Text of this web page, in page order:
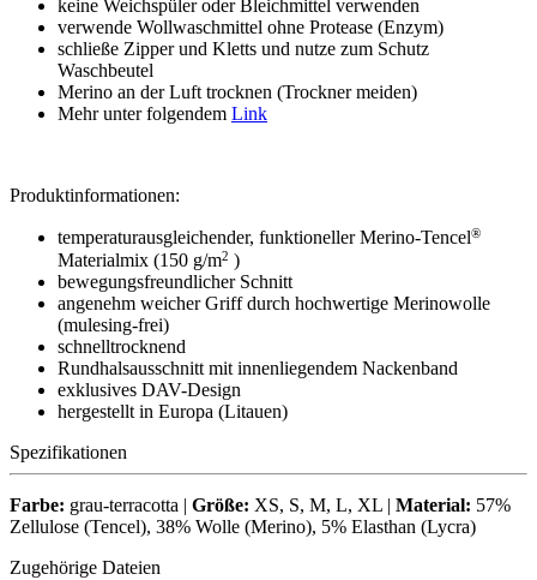
keine Weichspüler oder Bleichmittel verwenden
verwende Wollwaschmittel ohne Protease (Enzym)
schließe Zipper und Kletts und nutze zum Schutz
Waschbeutel
Merino an der Luft trocknen (Trockner meiden)
Mehr unter folgendem Link
Produktinformationen:
temperaturausgleichender, funktioneller Merino-Tencel®
Materialmix (150 g/m2 )
bewegungsfreundlicher Schnitt
angenehm weicher Griff durch hochwertige Merinowolle
(mulesing-frei)
schnelltrocknend
Rundhalsausschnitt mit innenliegendem Nackenband
exklusives DAV-Design
hergestellt in Europa (Litauen)
Spezifikationen
Farbe: grau-terracotta | Größe: XS, S, M, L, XL | Material: 57%
Zellulose (Tencel), 38% Wolle (Merino), 5% Elasthan (Lycra)
Zugehörige Dateien